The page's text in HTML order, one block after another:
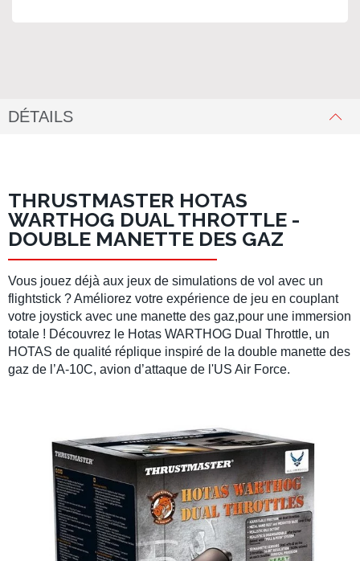
DÉTAILS
THRUSTMASTER HOTAS
WARTHOG DUAL THROTTLE -
DOUBLE MANETTE DES GAZ
Vous jouez déjà aux jeux de simulations de vol avec un
flightstick ? Améliorez votre expérience de jeu en couplant
votre joystick avec une manette des gaz,pour une immersion
totale ! Découvrez le Hotas WARTHOG Dual Throttle, un
HOTAS de qualité réplique inspiré de la double manette des
gaz de l’A-10C, avion d’attaque de l'US Air Force.